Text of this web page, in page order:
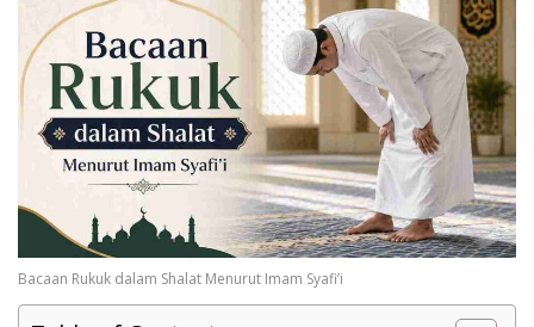
Bacaan Rukuk dalam Shalat Menurut Imam Syafi’i